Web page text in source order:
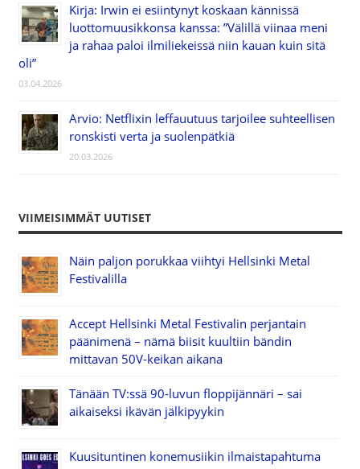
Kirja: Irwin ei esiintynyt koskaan kännissä
luottomuusikkonsa kanssa: ”Välillä viinaa meni
ja rahaa paloi ilmiliekeissä niin kauan kuin sitä
oli”
03.04.2026
Arvio: Netflixin leffauutuus tarjoilee suhteellisen
ronskisti verta ja suolenpätkiä
20.03.2026
VIIMEISIMMÄT UUTISET
Näin paljon porukkaa viihtyi Hellsinki Metal
Festivalilla
Accept Hellsinki Metal Festivalin perjantain
päänimenä – nämä biisit kuultiin bändin
mittavan 50V-keikan aikana
Tänään TV:ssä 90-luvun floppijännäri – sai
aikaiseksi ikävän jälkipyykin
Kuusituntinen konemusiikin ilmaistapahtuma